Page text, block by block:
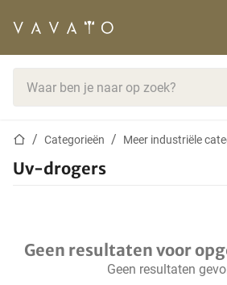
StartpaginaCategorieën Meer industriële
Uv-drogers
Geen resultaten voor
Geen resultaten